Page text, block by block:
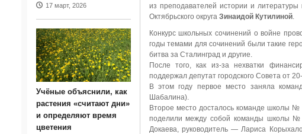
появились
из преподавателей истории и литературы
Октябрьского округа Зинаидой Кутилиной.
Конкурс школьных сочинений о войне
годы темами для сочинений были такие
битва за Сталинград и другие.
После того, как из-за нехватки
поддержал депутат городского Совета от 20-
В этом году первое место заняла
Шабалина).
Второе место досталось команде школы
поделили между собой команды школы
Докаева, руководитель — Лариса
17 март, 2026
Учёные объяснили, как
растения «считают дни»
и определяют время
цветения